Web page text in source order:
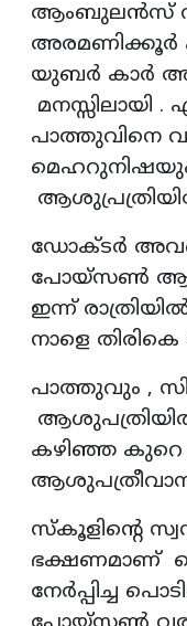
ആംബുലൻസ്
അരമണിക്കൂർ
യുബർ കാർ
മനസ്സിലായി .
പാത്തുവിനെ
മെഹറുനിഷയും
ഡോക്ടർ
പോയ്സൺ
ഇന്ന്
നാളെ
പാത്തുവും ,
കഴിഞ്ഞ കുറെ
സ്കൂളിന്റെ
ഭക്ഷണമാണ്
നേർപ്പിച്ച